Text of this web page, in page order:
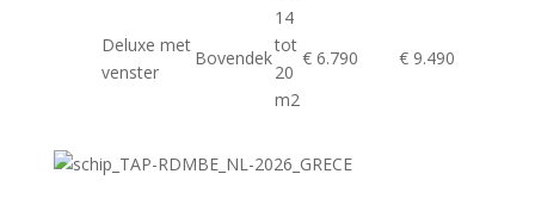
Deluxe met
venster
Bovendek
14
tot
20
m2
€ 6.790 € 9.490